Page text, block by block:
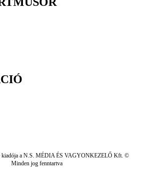
kiadója a N.S. MÉDIA ÉS VAGYONKEZELŐ Kft. ©
Minden jog fenntartva